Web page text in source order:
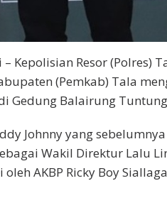
Kepolisian Resor (Polres)
(Pemkab) Tala
Gedung Balairung
Johnny yang
Wakil Direktur Lalu
AKBP Ricky Boy